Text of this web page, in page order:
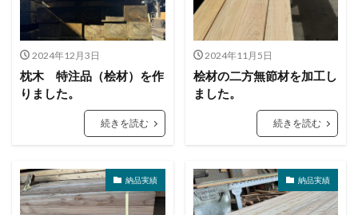
2024年12月3日
枕木 特注品（桧材）を作
りました。
続きを読む
2024年11月5日
桧材の二方無節材を加工し
ました。
続きを読む
納品実績 納品実績